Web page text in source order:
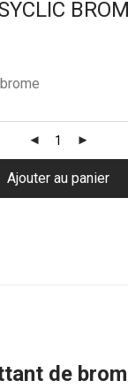
Ajouter au panier
de